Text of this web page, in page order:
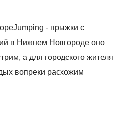
- прыжки с
в Нижнем Новгороде оно
а для городского жителя
вопреки расхожим